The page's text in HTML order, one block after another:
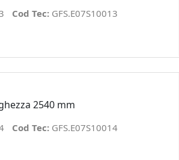
Cod Tec: GFS.E07S10013
2540 mm
Cod Tec: GFS.E07S10014